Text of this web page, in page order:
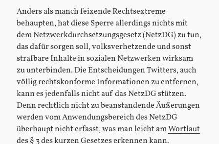
Anders als manch feixende Rechtsextreme
behaupten, hat diese Sperre allerdings nichts mit
dem Netzwerkdurchsetzungsgesetz (NetzDG) zu tun,
das dafür sorgen soll, volksverhetzende und sonst
strafbare Inhalte in sozialen Netzwerken wirksam
zu unterbinden. Die Entscheidungen Twitters, auch
völlig rechtskonforme Informationen zu entfernen,
kann es jedenfalls nicht auf das NetzDG stützen.
Denn rechtlich nicht zu beanstandende Äußerungen
werden vom Anwendungsbereich des NetzDG
überhaupt nicht erfasst, was man leicht amWortlaut
des § 3 des kurzen Gesetzeserkennen kann.